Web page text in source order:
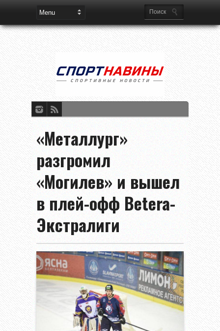
«Металлург»
разгромил
«Могилев» и вышел
в плей-офф Betera-
Экстралиги